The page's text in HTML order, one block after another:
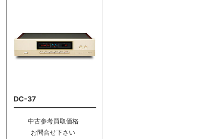
DC-37
中古参考買取価格
お問合せ下さい